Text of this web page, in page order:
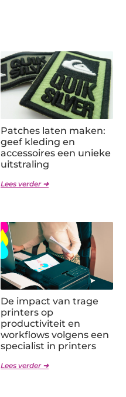
Patches laten maken:
geef kleding en
accessoires een unieke
uitstraling
Lees verder ➜
De impact van trage
printers op
productiviteit en
workflows volgens een
specialist in printers
Lees verder ➜